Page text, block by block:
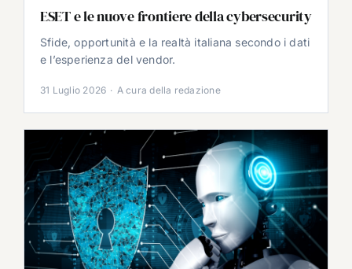
ESET e le nuove frontiere della cybersecurity
Sfide, opportunità e la realtà italiana secondo i dati
e l’esperienza del vendor.
31 Luglio 2026 · A cura della redazione